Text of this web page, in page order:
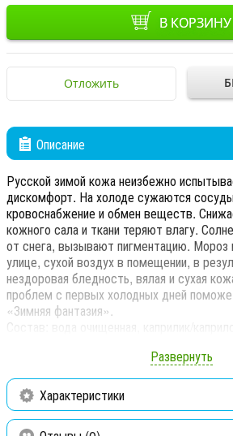
В КОРЗИНУ
Отложить
Описание
Русской зимой кожа неизбежно
дискомфорт. На холоде сужаются
кровоснабжение и обмен веществ.
кожного сала и ткани теряют влагу.
от снега, вызывают пигментацию. Мороз
улице, сухой воздух в помещении, в
нездоровая бледность, вялая и сухая
проблем с первых холодных дней
«Зимняя фантазия».
Состав: вода очищенная, каприлик/
этилгексил метоксициннамат, стеарет-
черной смородины, масло ши, масло
цетилстеариловый спирт, бензофенон-3,
глюкозил гесперидин, Prodew 400™
пирролидонкарбоксилат, сорбитол,
Развернуть
Характеристики